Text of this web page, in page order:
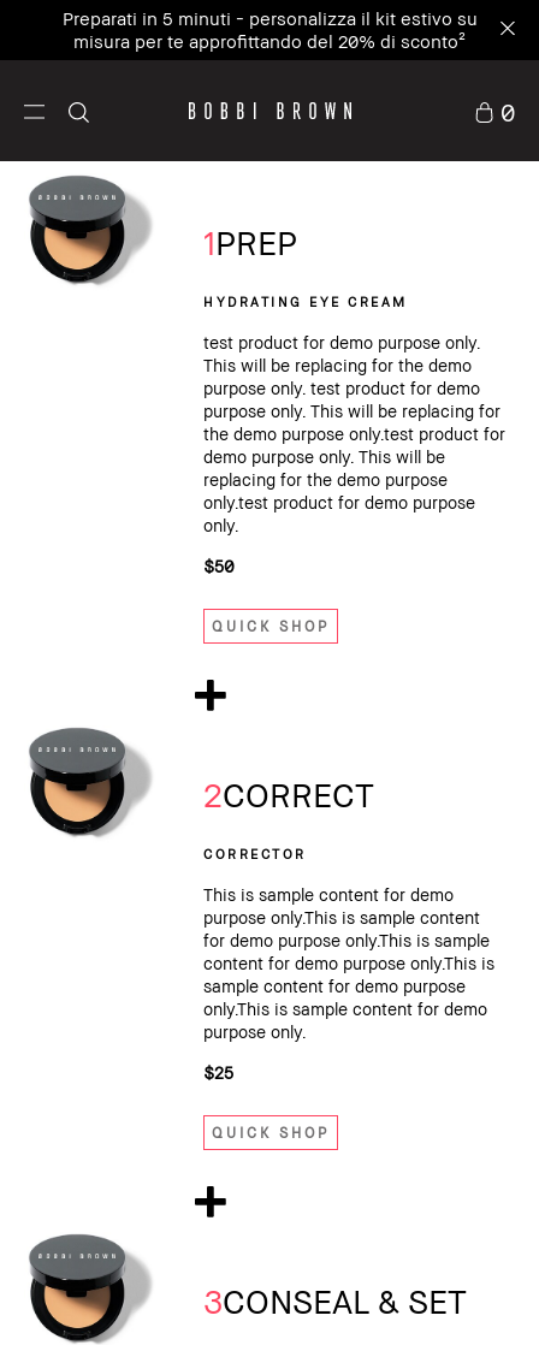
Preparati in 5 minuti - personalizza il kit estivo su
misura per te approfittando del 20% di sconto²
0
1PREP
HYDRATING EYE CREAM
test product for demo purpose only.
This will be replacing for the demo
purpose only. test product for demo
purpose only. This will be replacing for
the demo purpose only.test product for
demo purpose only. This will be
replacing for the demo purpose
only.test product for demo purpose
only.
$50
QUICK SHOP
2CORRECT
CORRECTOR
This is sample content for demo
purpose only.This is sample content
for demo purpose only.This is sample
content for demo purpose only.This is
sample content for demo purpose
only.This is sample content for demo
purpose only.
$25
QUICK SHOP
3CONSEAL & SET